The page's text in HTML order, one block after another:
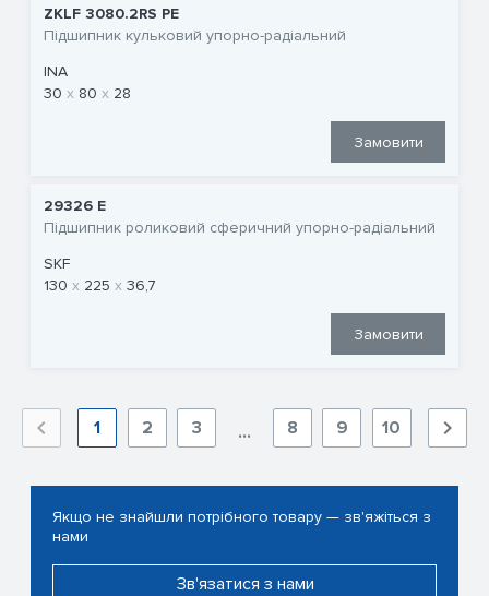
ZKLF 3080.2RS PE
Підшипник кульковий упорно-радіальний
INA
30
80 28
Замовити
29326 E
Підшипник роликовий сферичний упорно-радіальний
SKF
130
225 36,7
Замовити
1 2 3 ... 8 9 10
Якщо не знайшли потрібного товару — зв'яжіться з
нами
Зв'язатися з нами